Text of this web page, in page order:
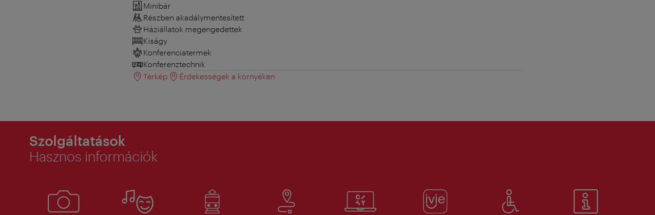
Minibár
Részben akadálymentesített
Háziállatok megengedettek
Kiságy
Konferenciatermek
Konferenztechnik
Térkép
Érdekességek a környéken
Szolgáltatások
Hasznos információk